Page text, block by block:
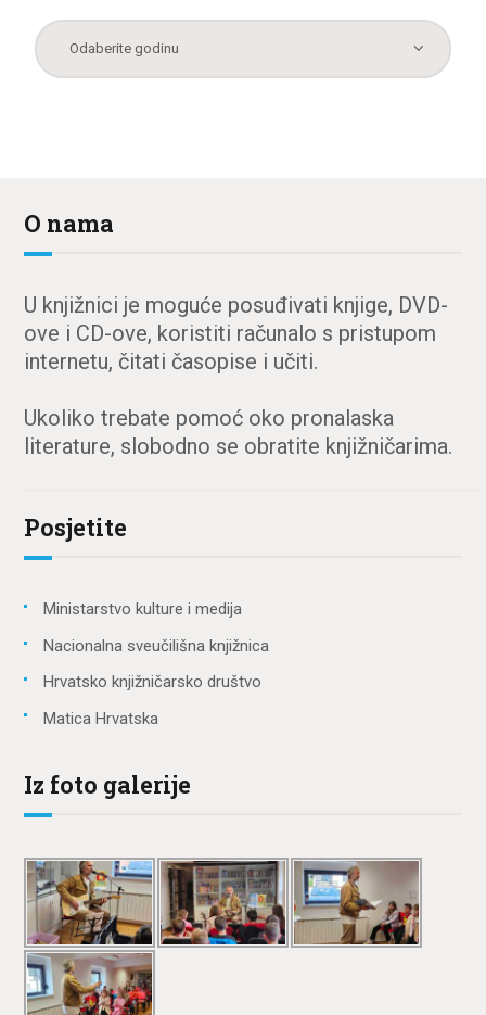
O nama
U knjižnici je moguće posuđivati knjige, DVD-
ove i CD-ove, koristiti računalo s pristupom
internetu, čitati časopise i učiti.
Ukoliko trebate pomoć oko pronalaska
literature, slobodno se obratite knjižničarima.
Posjetite
Ministarstvo kulture i medija
Nacionalna sveučilišna knjižnica
Hrvatsko knjižničarsko društvo
Matica Hrvatska
Iz foto galerije